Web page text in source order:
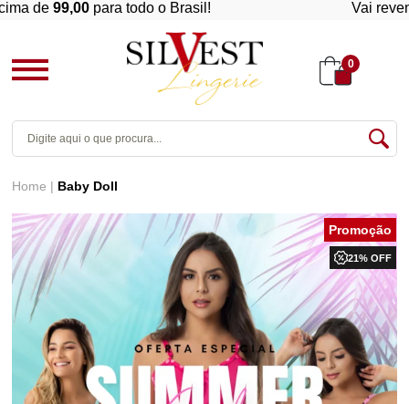
99,00 para todo o Brasil! Vai
0
Home Baby Doll
21% OFF